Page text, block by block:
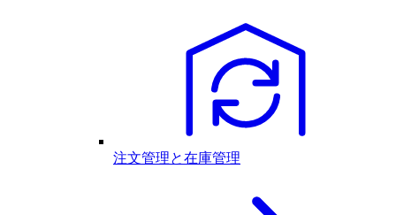
注文管理と在庫管理